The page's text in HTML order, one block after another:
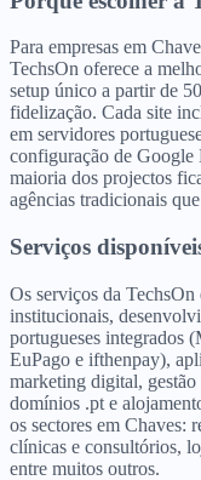
Para empresas em
TechsOn oferece a
setup único a partir de
fidelização. Cada site
em servidores
configuração de
maioria dos projectos
agências tradicionais
Serviços
Os serviços da
institucionais,
portugueses integrados
EuPago e ifthenpay),
marketing digital,
domínios .pt e
os sectores em Chaves:
clínicas e consultórios,
entre muitos outros.